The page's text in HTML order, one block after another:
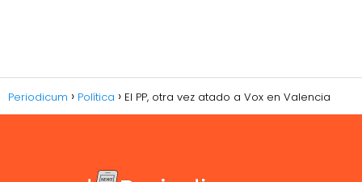
Periodicum Política El PP, otra vez atado a Vox en Valencia